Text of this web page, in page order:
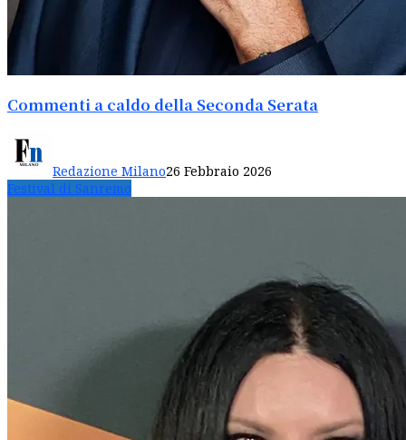
Commenti a caldo della Seconda Serata
Redazione Milano26 Febbraio 2026
Festival di Sanremo